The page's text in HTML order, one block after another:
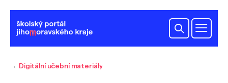
Digitální učební materiály